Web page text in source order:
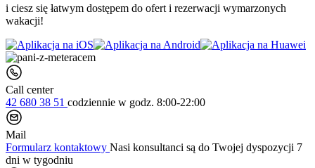
i ciesz się łatwym dostępem do ofert i rezerwacji wymarzonych
wakacji!
Call center
42 680 38 51 codziennie w godz. 8:00-22:00
Mail
Formularz kontaktowy Nasi konsultanci są do Twojej dyspozycji 7
dni w tygodniu